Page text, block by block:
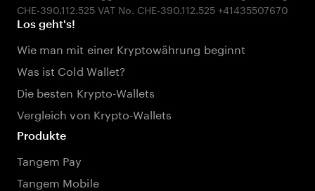
Los geht's!
Wie man mit einer Kryptowährung beginnt
Was ist Cold Wallet?
Die besten Krypto-Wallets
Vergleich von Krypto-Wallets
Produkte
Tangem Pay
Tangem Mobile